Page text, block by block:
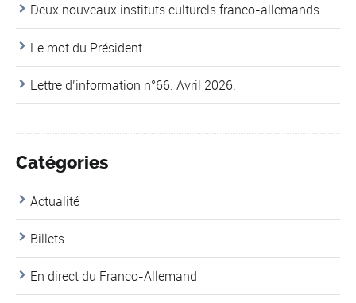
Deux nouveaux instituts culturels franco-allemands
Le mot du Président
Lettre d’information n°66. Avril 2026.
Catégories
Actualité
Billets
En direct du Franco-Allemand